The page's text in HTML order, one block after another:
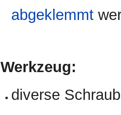
abgeklemmt
Werkzeug:
diverse